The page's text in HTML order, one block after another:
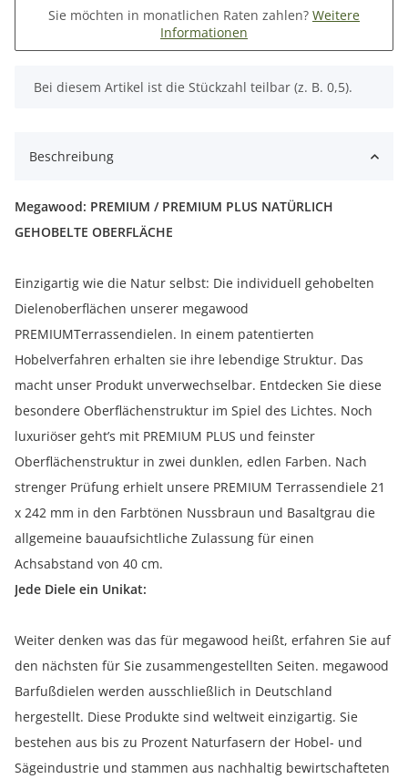
Sie möchten in monatlichen Raten zahlen? Weitere
Informationen
x
Bei diesem Artikel ist die Stückzahl teilbar (z. B. 0,5).
Beschreibung
Megawood: PREMIUM / PREMIUM PLUS NATÜRLICH
GEHOBELTE OBERFLÄCHE
Einzigartig wie die Natur selbst: Die individuell gehobelten
Dielenoberflächen unserer megawood
PREMIUMTerrassendielen. In einem patentierten
Hobelverfahren erhalten sie ihre lebendige Struktur. Das
macht unser Produkt unverwechselbar. Entdecken Sie diese
besondere Oberflächenstruktur im Spiel des Lichtes. Noch
luxuriöser geht’s mit PREMIUM PLUS und feinster
Oberflächenstruktur in zwei dunklen, edlen Farben. Nach
strenger Prüfung erhielt unsere PREMIUM Terrassendiele 21
x 242 mm in den Farbtönen Nussbraun und Basaltgrau die
allgemeine bauaufsichtliche Zulassung für einen
Achsabstand von 40 cm.
Jede Diele ein Unikat:
Weiter denken was das für megawood heißt, erfahren Sie auf
den nächsten für Sie zusammengestellten Seiten. megawood
Barfußdielen werden ausschließlich in Deutschland
hergestellt. Diese Produkte sind weltweit einzigartig. Sie
bestehen aus bis zu Prozent Naturfasern der Hobel- und
Sägeindustrie und stammen aus nachhaltig bewirtschafteten